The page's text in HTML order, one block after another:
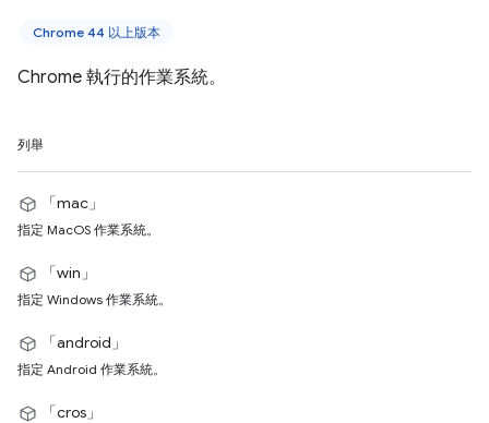
Chrome 44 以上版本
Chrome 執行的作業系統。
列舉
「mac」
指定 MacOS 作業系統。
「win」
指定 Windows 作業系統。
「android」
指定 Android 作業系統。
「cros」